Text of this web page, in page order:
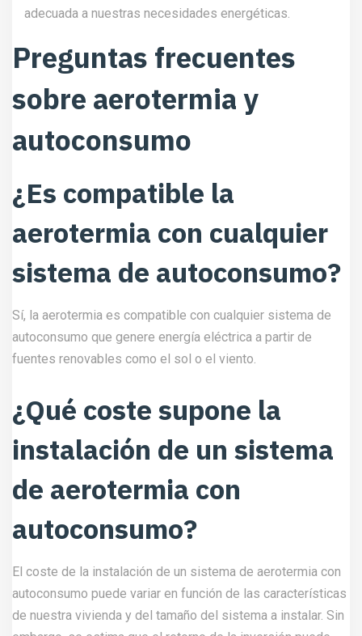
adecuada a nuestras necesidades energéticas.
Preguntas frecuentes
sobre aerotermia y
autoconsumo
¿Es compatible la
aerotermia con cualquier
sistema de autoconsumo?
Sí, la aerotermia es compatible con cualquier sistema de
autoconsumo que genere energía eléctrica a partir de
fuentes renovables como el sol o el viento.
¿Qué coste supone la
instalación de un sistema
de aerotermia con
autoconsumo?
El coste de la instalación de un sistema de aerotermia con
autoconsumo puede variar en función de las características
de nuestra vivienda y del tamaño del sistema a instalar. Sin